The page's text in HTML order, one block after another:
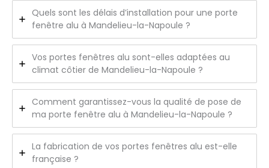
Quels sont les délais d’installation pour une porte
fenêtre alu à Mandelieu-la-Napoule ?
Vos portes fenêtres alu sont-elles adaptées au
climat côtier de Mandelieu-la-Napoule ?
Comment garantissez-vous la qualité de pose de
ma porte fenêtre alu à Mandelieu-la-Napoule ?
La fabrication de vos portes fenêtres alu est-elle
française ?